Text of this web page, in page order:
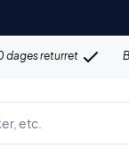
dages returret
etc.